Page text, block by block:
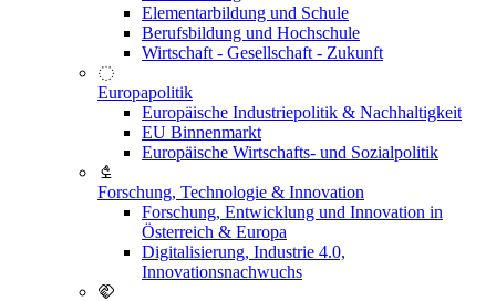
Elementarbildung und Schule
Berufsbildung und Hochschule
Wirtschaft - Gesellschaft - Zukunft
Europapolitik
Europäische Industriepolitik & Nachhaltigkeit
EU Binnenmarkt
Europäische Wirtschafts- und Sozialpolitik
Forschung, Technologie & Innovation
Forschung, Entwicklung und Innovation in
Österreich & Europa
Digitalisierung, Industrie 4.0,
Innovationsnachwuchs